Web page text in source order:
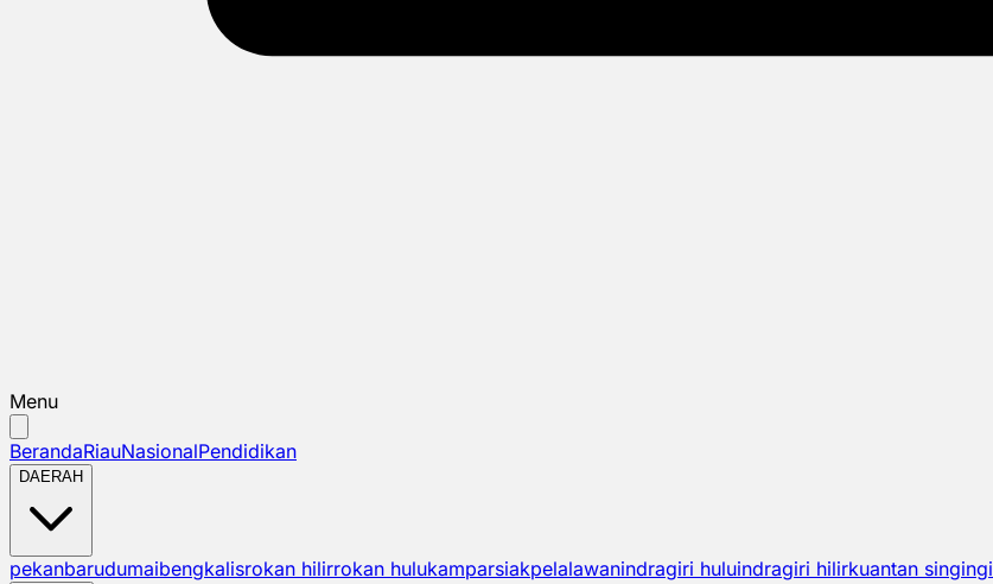
Menu
BerandaRiauNasionalPendidikan
DAERAH
pekanbarudumaibengkalisrokan hilirrokan hulukamparsiakpelalawanindragiri huluindragiri hilirkuantan singingi